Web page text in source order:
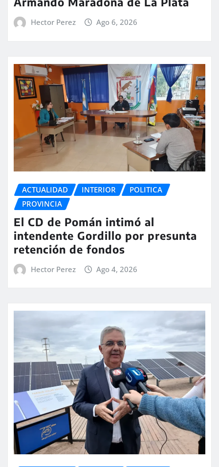
Hector Perez Ago 6, 2026
ACTUALIDAD INTERIOR
POLITICA
PROVINCIA
El CD de Pomán intimó al
intendente Gordillo por presunta
retención de fondos
Hector Perez Ago 4, 2026